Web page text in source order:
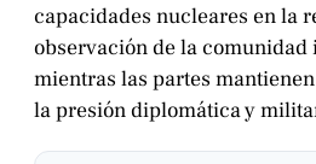
capacidades nucleares en la
observación de la
mientras las partes
la presión diplomática y